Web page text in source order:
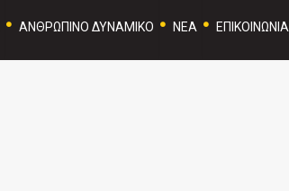
ΑΝΘΡΩΠΙΝΟ ΔΥΝΑΜΙΚΟ ΝΕΑ ΕΠΙΚΟΙΝΩΝΙΑ